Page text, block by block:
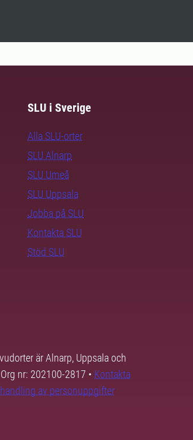
SLU i Sverige
Alla SLU-orter
SLU Alnarp
SLU Umeå
SLU Uppsala
Jobba på SLU
Kontakta SLU
Stöd SLU
är Alnarp, Uppsala och
nr: 202100-2817 • Kontakta
av personuppgifter